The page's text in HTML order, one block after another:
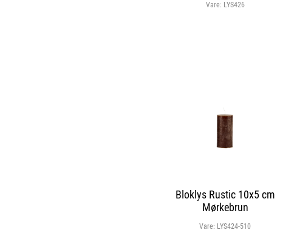
Vare: LYS426
Bloklys Rustic 10x5 cm
Mørkebrun
Vare: LYS424-510